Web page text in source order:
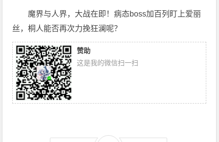
魔界与人界，大战在即！病态boss加百列盯上爱丽
丝，桐人能否再次力挽狂澜呢？
赞助
这是我的微信扫一扫